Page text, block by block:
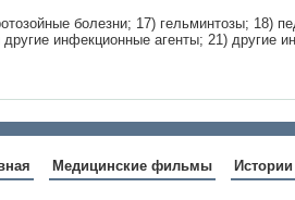
болезни; 17) гельминтозы; 18)
инфекционные агенты; 21) другие
Медицинские фильмы